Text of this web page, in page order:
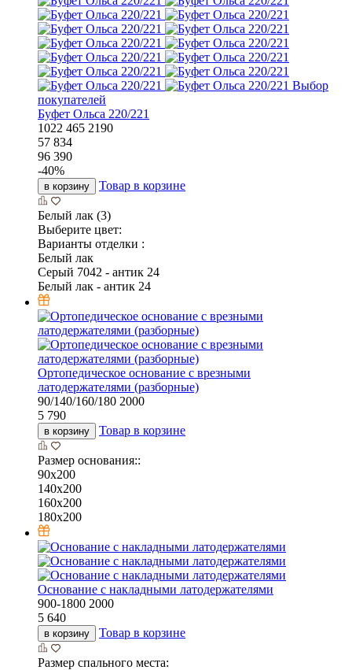
Выбор
покупателей
Буфет Ольса 220/221
1022 465 2190
57 834
96 390
-40%
в корзину Товар в корзине
Белый лак (3)
Выберите цвет:
Варианты отделки :
Белый лак
Серый 7042 - антик 24
Белый лак - антик 24
Ортопедическое основание с врезными
латодержателями (разборные)
90/140/160/180 2000
5 790
в корзину Товар в корзине
Размер основания::
90х200
140х200
160х200
180х200
Основание с накладными латодержателями
900-1800 2000
5 640
в корзину Товар в корзине
Размер спального места: